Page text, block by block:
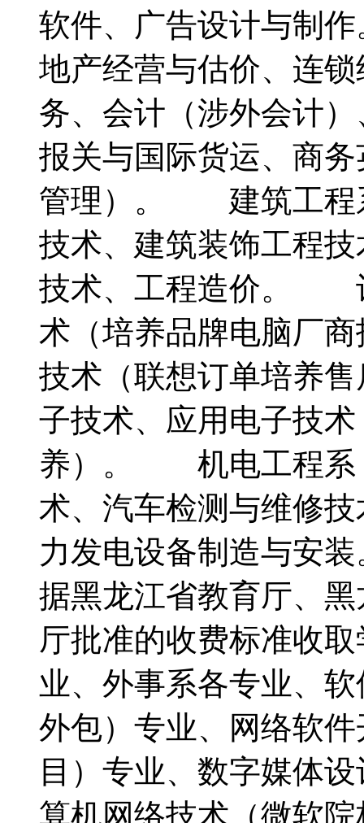
软件、广告设计与制
地产经营与估价、连
务、会计（涉外会计
报关与国际货运、商
管理）。 建筑工程
技术、建筑装饰工程
技术、工程造价。
术（培养品牌电脑厂
技术（联想订单培养
子技术、应用电子技
养）。 机电工程系
术、汽车检测与维修
力发电设备制造与
据黑龙江省教育厅、
厅批准的收费标准收
业、外事系各专业、
外包）专业、网络软
目）专业、数字媒体
算机网络技术（微软